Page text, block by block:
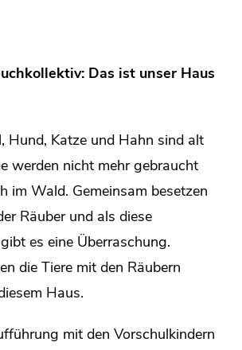
Das ist unser Haus
Hund, Katze und Hahn sind alt
werden nicht mehr gebraucht
im Wald. Gemeinsam besetzen
Räuber und als diese
es eine Überraschung.
die Tiere mit den Räubern
Haus.
mit den Vorschulkindern